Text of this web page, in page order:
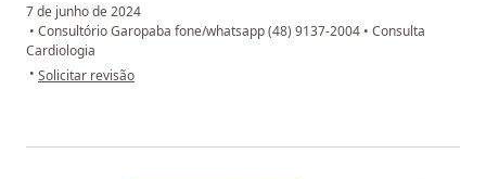
7 de junho de 2024
• Consultório Garopaba fone/whatsapp (48) 9137-2004 • Consulta
Cardiologia
• na opinião do utilizador Susane Güther
Solicitar revisão